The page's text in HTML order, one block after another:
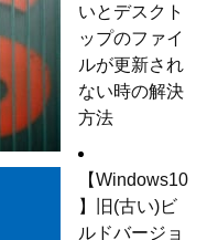
いとデスクト
ップのファイ
ルが更新され
ない時の解決
方法
【Windows10
】旧(古い)ビ
ルドバージョ